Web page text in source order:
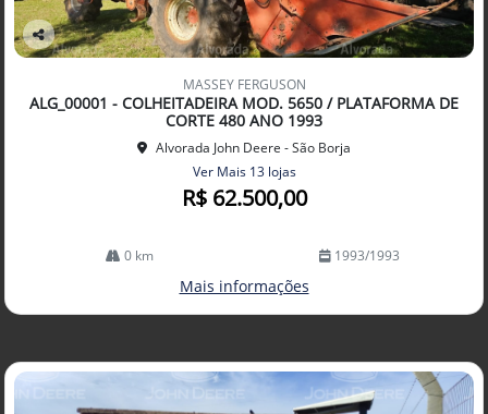
Co
arti
lhe
MASSEY FERGUSON
ALG_00001 - COLHEITADEIRA MOD. 5650 / PLATAFORMA DE
CORTE 480 ANO 1993
Alvorada John Deere - São Borja
Ver Mais 13 lojas
R$ 62.500,00
0 km 1993/1993
Mais informações